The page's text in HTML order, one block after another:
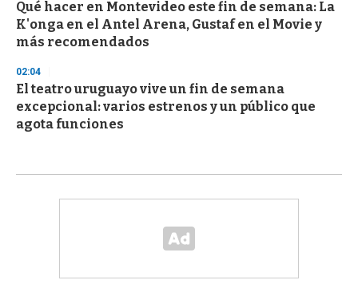
Qué hacer en Montevideo este fin de semana: La
K'onga en el Antel Arena, Gustaf en el Movie y
más recomendados
02:04
El teatro uruguayo vive un fin de semana
excepcional: varios estrenos y un público que
agota funciones